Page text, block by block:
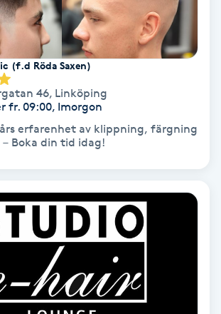
(f.d Röda Saxen)
46, Linköping
fr. 09:00, Imorgon
års erfarenhet av klippning, färgning
Boka din tid idag!